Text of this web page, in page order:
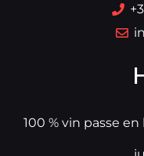
100 % vin passe